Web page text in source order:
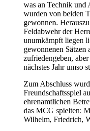
was an Technik und
wurden von beiden
gewonnen.
Feldabwehr der
unumkämpft liegen
gewonnenen
zufriedengeben,
nächstes Jahr umso
Zum Abschluss
Freundschaftsspiel
ehrenamtlichen
das MCG spielten:
Wilhelm, Friedrich,